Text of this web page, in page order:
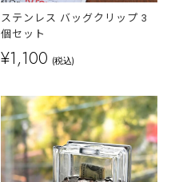
ステンレス バッグクリップ 3
個セット
¥1,100 (税込)